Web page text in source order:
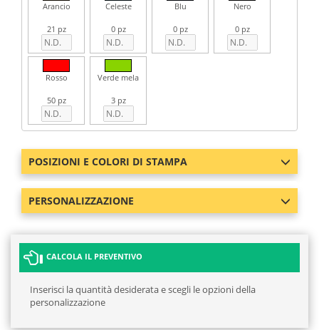
Arancio
21 pz
Celeste
0 pz
Blu
0 pz
Nero
0 pz
Rosso
50 pz
Verde mela
3 pz
POSIZIONI E COLORI DI STAMPA
PERSONALIZZAZIONE
CALCOLA IL PREVENTIVO
Inserisci la quantità desiderata e scegli le opzioni della
personalizzazione